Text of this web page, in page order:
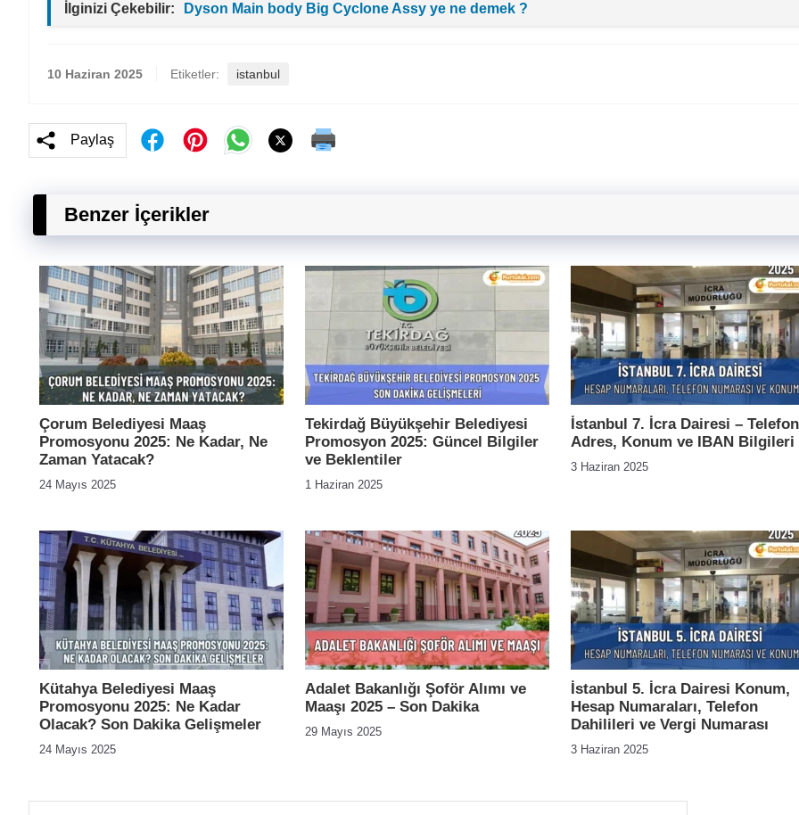
İlginizi Çekebilir: Dyson Main body Big Cyclone Assy ye ne demek ?
10 Haziran 2025 Etiketler: istanbul
Paylaş
Benzer İçerikler
Çorum Belediyesi Maaş
Promosyonu 2025: Ne Kadar, Ne
Zaman Yatacak?
24 Mayıs 2025
Tekirdağ Büyükşehir Belediyesi
Promosyon 2025: Güncel Bilgiler
ve Beklentiler
1 Haziran 2025
İstanbul 7. İcra Dairesi –
Adres, Konum ve IBAN Bilgileri
3 Haziran 2025
Kütahya Belediyesi Maaş
Promosyonu 2025: Ne Kadar
Olacak? Son Dakika Gelişmeler
24 Mayıs 2025
Adalet Bakanlığı Şoför Alımı ve
Maaşı 2025 – Son Dakika
29 Mayıs 2025
İstanbul 5. İcra Dairesi Konum,
Hesap Numaraları, Telefon
Dahilileri ve Vergi Numarası
3 Haziran 2025